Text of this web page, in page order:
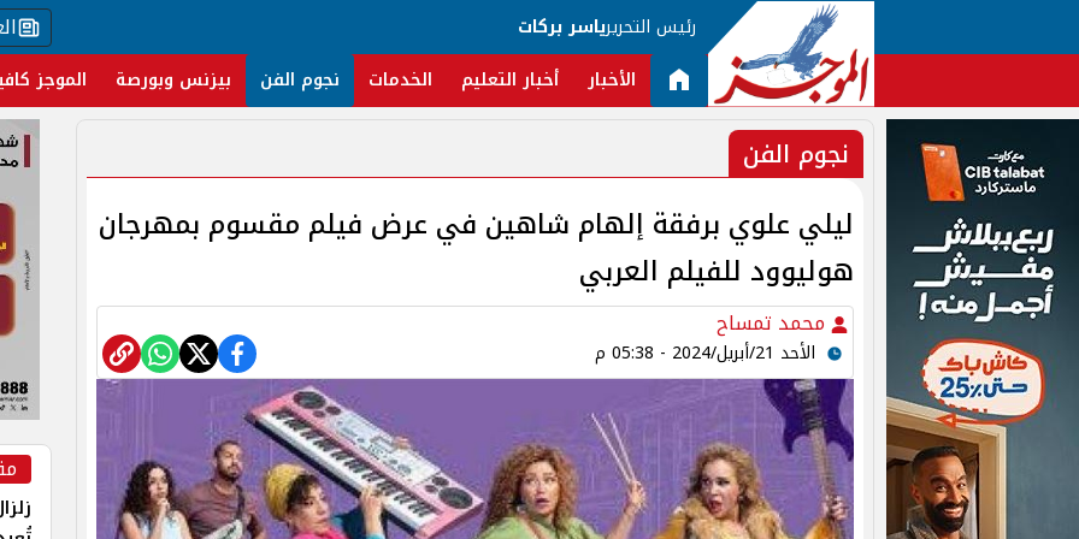
رئيس التحريرياسر بركات
الأخبار أخبار التعليم الخدمات نجوم الفن بيزنس وبورصة الموجز
نجوم الفن
ليلي علوي برفقة إلهام شاهين في عرض فيلم مقسوم بمهرجان
هوليوود للفيلم العربي
محمد تمساح
الأحد 21/أبريل/2024 - 05:38 م